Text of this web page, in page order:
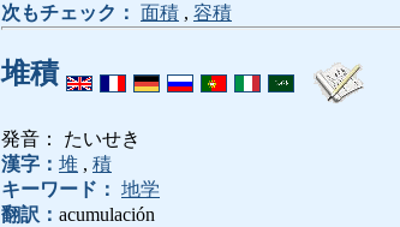
次もチェック： 面積 , 容積
堆積
発音： たいせき
漢字： 堆 , 積
キーワード： 地学
翻訳： acumulación